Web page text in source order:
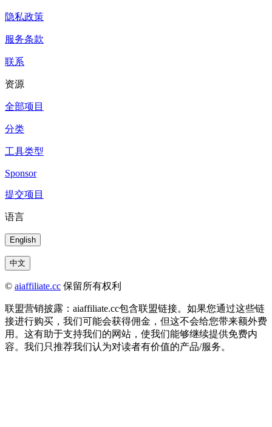
隐私政策
服务条款
联系
资源
全部项目
分类
工具类型
Sponsor
提交项目
语言
English
中文
© aiaffiliate.cc 保留所有权利
联盟营销披露：aiaffiliate.cc包含联盟链接。如果您通过这些链
接进行购买，我们可能会获得佣金，但这不会给您带来额外费
用。这有助于支持我们的网站，使我们能够继续提供免费内
容。我们只推荐我们认为对读者有价值的产品/服务。